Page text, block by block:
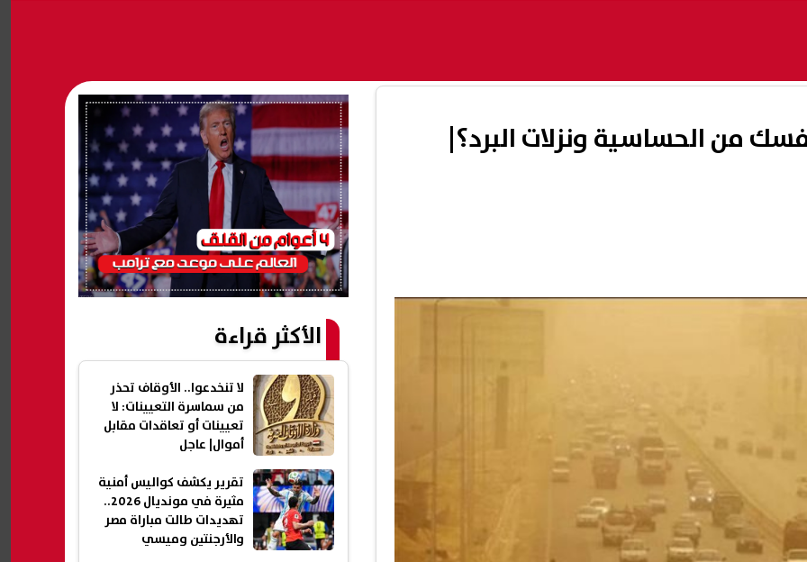
من الحساسية ونزلات البرد؟|
الأكثر قراءة
لا تنخدعوا.. الأوقاف تحذر
من سماسرة التعيينات: لا
تعيينات أو تعاقدات مقابل
أموال| عاجل
تقرير يكشف كواليس أمنية
مثيرة في مونديال 2026..
تهديدات طالت مباراة مصر
والأرجنتين وميسي